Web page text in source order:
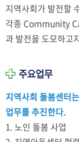
지역사회가 발전할
각종 Community
과 발전을 도모하고
주요업무
지역사회 돌봄센터
업무를 추진한다.
1. 노인 돌봄 사업